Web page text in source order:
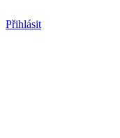
Přihlásit